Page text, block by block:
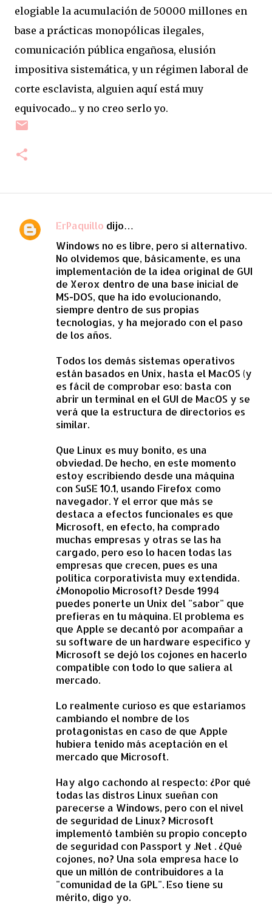
elogiable la acumulación de 50000 millones en
base a prácticas monopólicas ilegales,
comunicación pública engañosa, elusión
impositiva sistemática, y un régimen laboral de
corte esclavista, alguien aquí está muy
equivocado... y no creo serlo yo.
C
ErPaquillo dijo…
Windows no es libre, pero sí alternativo.
No olvidemos que, básicamente, es una
implementación de la idea original de GUI
de Xerox dentro de una base inicial de
MS-DOS, que ha ido evolucionando,
siempre dentro de sus propias
tecnologías, y ha mejorado con el paso
de los años.
Todos los demás sistemas operativos
están basados en Unix, hasta el MacOS (y
es fácil de comprobar eso: basta con
abrir un terminal en el GUI de MacOS y se
verá que la estructura de directorios es
similar.
Que Linux es muy bonito, es una
obviedad. De hecho, en este momento
estoy escribiendo desde una máquina
con SuSE 10.1, usando Firefox como
navegador. Y el error que más se
destaca a efectos funcionales es que
Microsoft, en efecto, ha comprado
muchas empresas y otras se las ha
cargado, pero eso lo hacen todas las
empresas que crecen, pues es una
política corporativista muy extendida.
¿Monopolio Microsoft? Desde 1994
puedes ponerte un Unix del "sabor" que
prefieras en tu máquina. El problema es
que Apple se decantó por acompañar a
su software de un hardware específico y
Microsoft se dejó los cojones en hacerlo
compatible con todo lo que saliera al
mercado.
Lo realmente curioso es que estaríamos
cambiando el nombre de los
protagonistas en caso de que Apple
hubiera tenido más aceptación en el
mercado que Microsoft.
Hay algo cachondo al respecto: ¿Por qué
todas las distros Linux sueñan con
parecerse a Windows, pero con el nivel
de seguridad de Linux? Microsoft
implementó también su propio concepto
de seguridad con Passport y .Net . ¿Qué
cojones, no? Una sola empresa hace lo
que un millón de contribuidores a la
"comunidad de la GPL". Eso tiene su
mérito, digo yo.